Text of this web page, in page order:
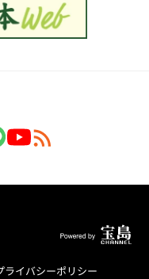
ライバシーポリシー